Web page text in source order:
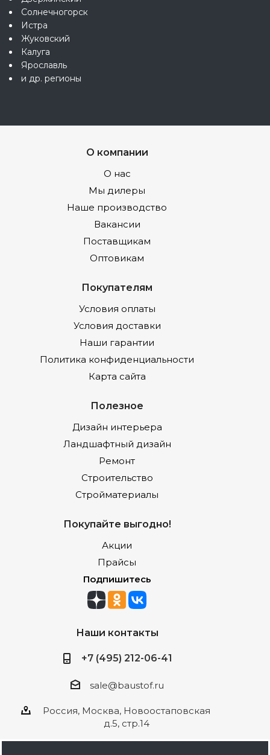
Солнечногорск
Истра
Жуковский
Калуга
Ярославль
и др. регионы
О компании
О нас
Мы дилеры
Наше производство
Вакансии
Поставщикам
Оптовикам
Покупателям
Условия оплаты
Условия доставки
Наши гарантии
Политика конфиденциальности
Карта сайта
Полезное
Дизайн интерьера
Ландшафтный дизайн
Ремонт
Строительство
Стройматериалы
Покупайте выгодно!
Акции
Прайсы
Подпишитесь
Наши контакты
+7 (495) 212-06-41
sale@baustof.ru
Россия, Москва, Новоостаповская
д.5, стр.14